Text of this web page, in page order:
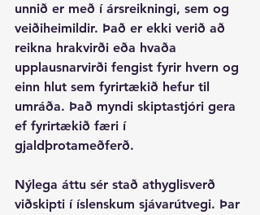
unnið er með í ársreikningi, sem og
veiðiheimildir. Það er ekki verið að
reikna hrakvirði eða hvaða
upplausnarvirði fengist fyrir hvern og
einn hlut sem fyrirtækið hefur til
umráða. Það myndi skiptastjóri gera
ef fyrirtækið færi í
gjaldþrotameðferð.
Nýlega áttu sér stað athyglisverð
viðskipti í íslenskum sjávarútvegi. Þar